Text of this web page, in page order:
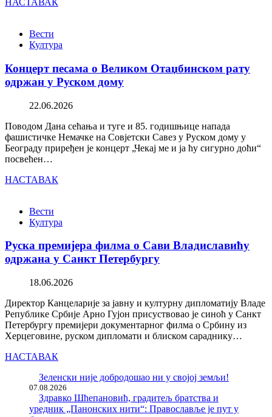
НАСТАВАК
Вести
Култура
Концерт песама о Великом Отаџбинском рату
одржан у Руском дому
22.06.2026
Поводом Дана сећања и туге и 85. годишњице напада
фашистичке Немачке на Совјетски Савез у Руском дому у
Београду приређен је концерт „Чекај ме и ја ћу сигурно доћи“
посвећен…
НАСТАВАК
Вести
Култура
Руска премијера филма о Сави Владиславићу
одржана у Санкт Петербургу
18.06.2026
Директор Канцеларије за јавну и културну дипломатију Владе
Републике Србије Арно Гујон присуствовао је синоћ у Санкт
Петербургу премијери документарног филма о Србину из
Херцеговине, руском дипломати и блиском сараднику…
НАСТАВАК
Зеленски није добродошао ни у својој земљи!
07.08.2026
Здравко Шћепановић, градитељ братства и
уредник „Панонских нити“: Православље је пут у